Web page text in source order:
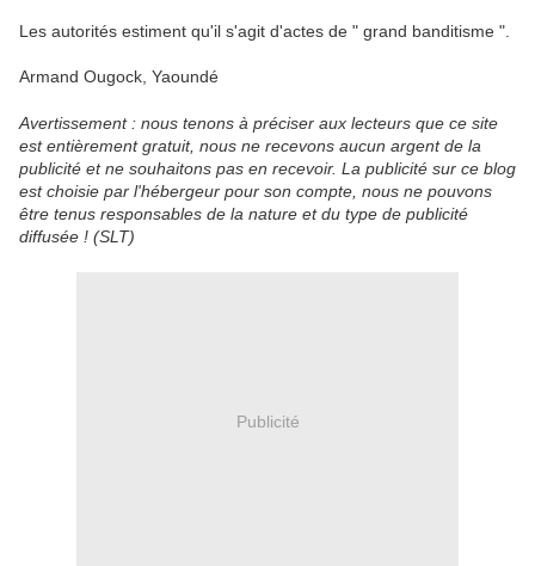
Les autorités estiment qu'il s'agit d'actes de " grand banditisme ".
Armand Ougock, Yaoundé
Avertissement : nous tenons à préciser aux lecteurs que ce site
est entièrement gratuit, nous ne recevons aucun argent de la
publicité et ne souhaitons pas en recevoir. La publicité sur ce blog
est choisie par l'hébergeur pour son compte, nous ne pouvons
être tenus responsables de la nature et du type de publicité
diffusée ! (SLT)
Publicité